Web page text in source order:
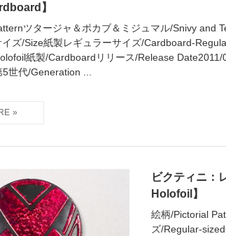
】
ツタージャ＆ポカブ＆ミジュマル/Snivy and
ズ/Size紙製レギュラーサイズ/Cardboard-
紙製/Cardboardリリース/Release Date2011/
世代/Generation ...
ビクティニ：
Holofoil】
絵柄/Pictorial
ズ/Regular-